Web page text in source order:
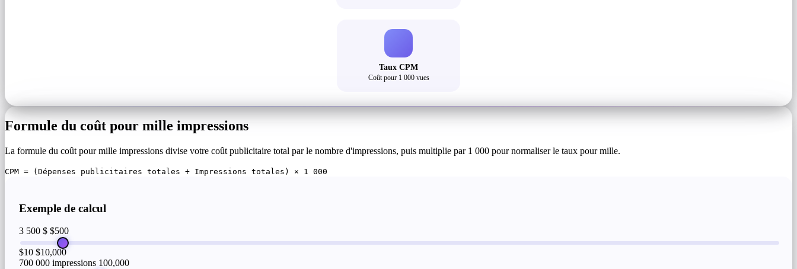
Taux CPM
Coût pour 1 000 vues
Formule du coût pour mille impressions
La formule du coût pour mille impressions divise votre coût publicitaire total par le nombre d'impressions, puis multiplie par 1 000 pour normaliser le taux pour mille.
CPM = (Dépenses publicitaires totales ÷ Impressions totales) × 1 000
Exemple de calcul
3 500 $ $500
$10 $10,000
700 000 impressions 100,000